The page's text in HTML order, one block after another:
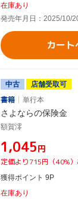
在庫あり
発売年月日：2025/10/
カート
中古
店舗受取可
書籍
単行本
さよならの保険金
額賀澪
¥1,045円
定価より715円（40%）
獲得ポイント 9P
在庫あり